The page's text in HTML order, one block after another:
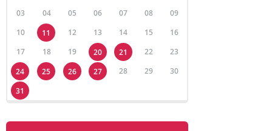
03
04 05 06 07 08
09
10
11 12 13 14 15
16
17
18 19 20 21 22
23
24
25 26 27 28 29
30
31